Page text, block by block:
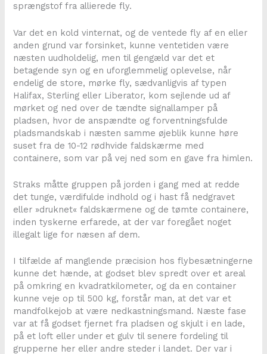
sprængstof fra allierede fly.
Var det en kold vinternat, og de ventede fly af en eller
anden grund var forsinket, kunne ventetiden være
næsten uudholdelig, men til gengæld var det et
betagende syn og en uforglemmelig oplevelse, når
endelig de store, mørke fly, sædvanligvis af typen
Halifax, Sterling eller Liberator, kom sejlende ud af
mørket og ned over de tændte signallamper på
pladsen, hvor de anspændte og forventningsfulde
pladsmandskab i næsten samme øjeblik kunne høre
suset fra de 10-12 rødhvide faldskærme med
containere, som var på vej ned som en gave fra himlen.
Straks måtte gruppen på jorden i gang med at redde
det tunge, værdifulde indhold og i hast få nedgravet
eller »druknet« faldskærmene og de tømte containere,
inden tyskerne erfarede, at der var foregået noget
illegalt lige for næsen af dem.
I tilfælde af manglende præcision hos flybesætningerne
kunne det hænde, at godset blev spredt over et areal
på omkring en kvadratkilometer, og da en container
kunne veje op til 500 kg, forstår man, at det var et
mandfolkejob at være nedkastningsmand. Næste fase
var at få godset fjernet fra pladsen og skjult i en lade,
på et loft eller under et gulv til senere fordeling til
grupperne her eller andre steder i landet. Der var i